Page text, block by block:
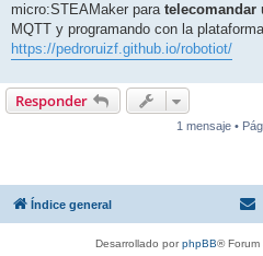
a
j
e
micro:STEAMaker para telecomandar
MQTT y programando con la
https://pedroruizf.github.io/robotiot/
Responder
1 mensaje •
Índice general
Desarrollado porphpBB® Forum